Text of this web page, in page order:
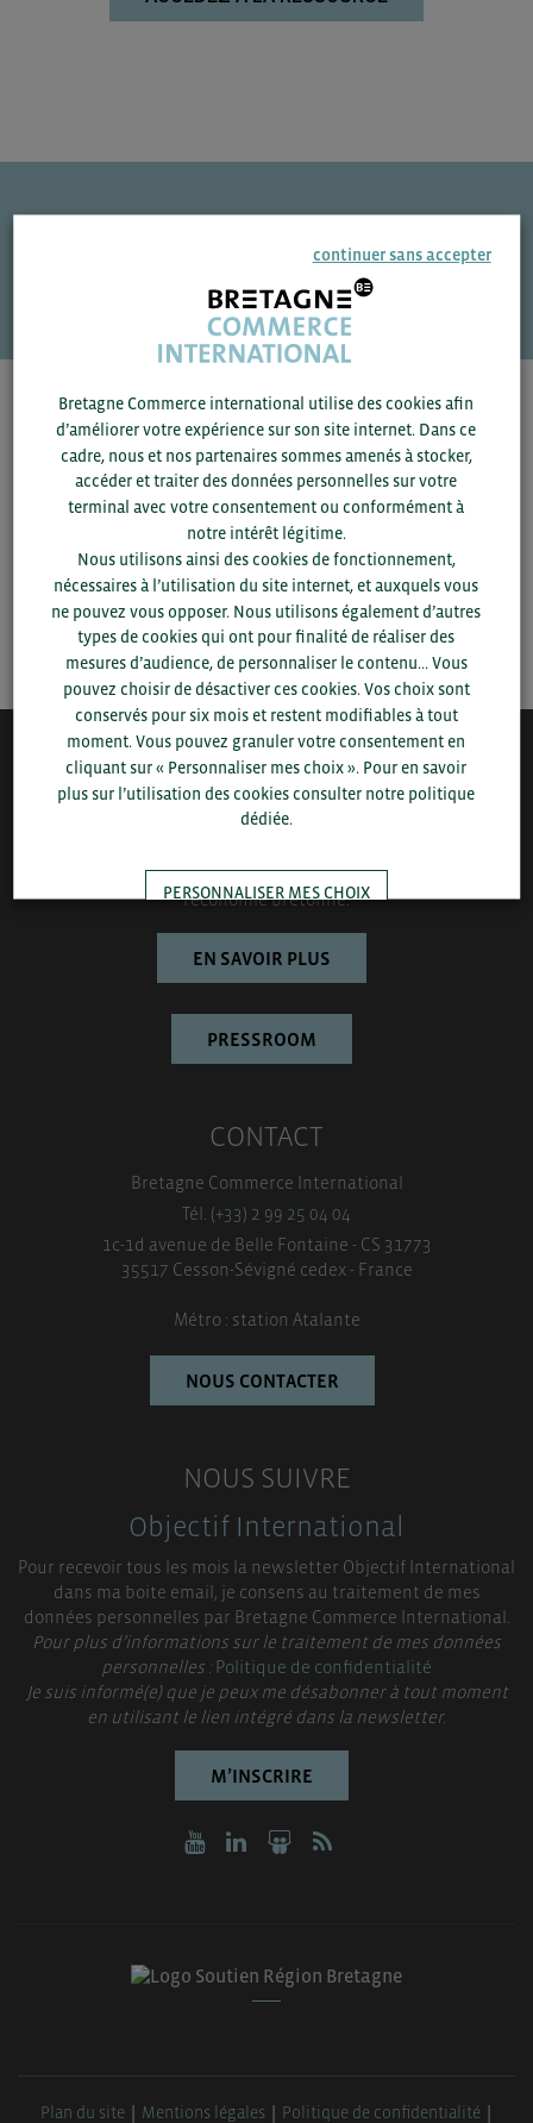
Une question ?
VOS CONTACTS
Pour voir les contacts, merci de renseigner votre
département et votre secteurou connectez-vous.
SAUVEGARDER
QUI-SOMMES NOUS ?
Bretagne Commerce International est une association de plus
de Bretagne et la CCI Bretagne s’appuient pour développer
l’économie bretonne.
EN SAVOIR PLUS
PRESSROOM
CONTACT
Bretagne Commerce International
Tél. (+33) 2 99 25 04 04
1c-1d avenue de Belle Fontaine - CS 31773
35517 Cesson-Sévigné cedex - France
Métro : station Atalante
NOUS CONTACTER
NOUS SUIVRE
Objectif International
Pour recevoir tous les mois la newsletter Objectif International
dans ma boite email, je consens au traitement de mes
données personnelles par Bretagne Commerce International.
Pour plus d’informations sur le traitement de mes données
personnelles :Politique de confidentialité
Je suis informé(e) que je peux me désabonner à tout moment
en utilisant le lien intégré dans la newsletter.
M’INSCRIRE
Plan du site Mentions légales Politique de confidentialité
continuer sans accepter
Bretagne Commerce international utilise des cookies afin
d’améliorer votre expérience sur son site internet. Dans ce
cadre, nous et nos partenaires sommes amenés à stocker,
accéder et traiter des données personnelles sur votre
terminal avec votre consentement ou conformément à
notre intérêt légitime.
Nous utilisons ainsi des cookies de fonctionnement,
nécessaires à l’utilisation du site internet, et auxquels vous
ne pouvez vous opposer. Nous utilisons également d’autres
types de cookies qui ont pour finalité de réaliser des
mesures d’audience, de personnaliser le contenu... Vous
pouvez choisir de désactiver ces cookies. Vos choix sont
conservés pour six mois et restent modifiables à tout
moment. Vous pouvez granuler votre consentement en
cliquant sur « Personnaliser mes choix ». Pour en savoir
plus sur l’utilisation des cookies consulter notre politique
dédiée.
PERSONNALISER MES CHOIX
TOUT ACCEPTER